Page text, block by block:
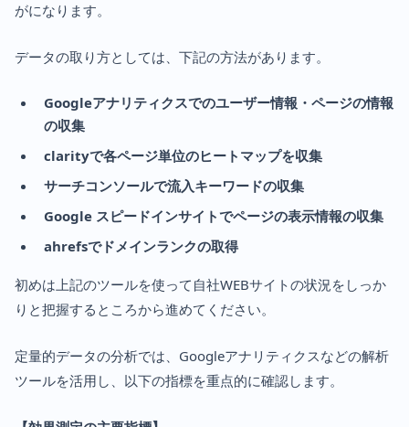
がになります。
データの取り方としては、下記の方法があります。
Googleアナリティクスでのユーザー情報・ページの情報
の収集
clarityで各ページ単位のヒートマップを収集
サーチコンソールで流入キーワードの収集
Google スピードインサイトでページの表示情報の収集
ahrefsでドメインランクの取得
初めは上記のツールを使って自社WEBサイトの状況をしっか
りと把握するところから進めてください。
定量的データの分析では、Googleアナリティクスなどの解析
ツールを活用し、以下の指標を重点的に確認します。